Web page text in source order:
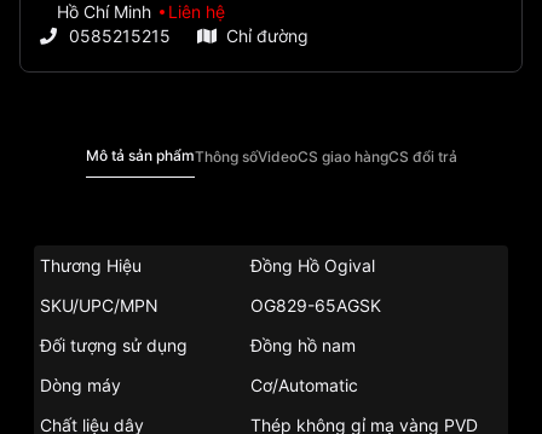
Hồ Chí Minh
Liên hệ
0585215215
Chỉ đường
Mô tả sản phẩmThông sốVideoCS giao hàngCS đổi trả
Thương Hiệu
Đồng Hồ Ogival
SKU/UPC/MPN
OG829-65AGSK
Đối tượng sử dụng
Đồng hồ nam
Dòng máy
Cơ/Automatic
Chất liệu dây
Thép không gỉ mạ vàng PVD